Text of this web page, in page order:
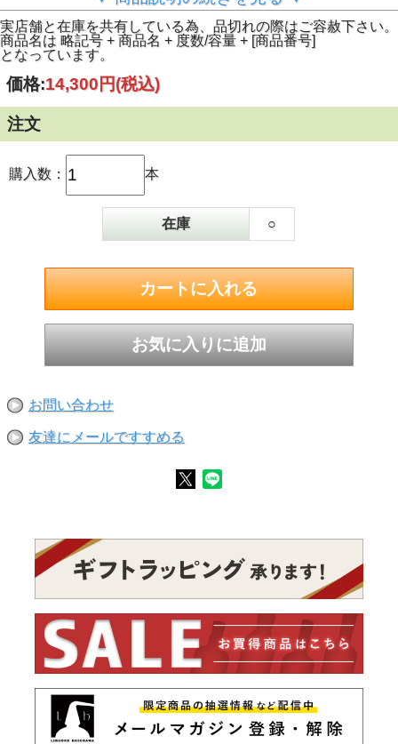
この「嘉之助 DOUBLE DISTILLERY」は、3 基の蒸留器を
駆使する嘉之助蒸溜所で造られる「シングルモルト嘉之
助」、独自の製法と単式蒸留器で蒸留する日置蒸溜蔵の「嘉
之助 HIOKI POT STILL」のそれぞれの構成原酒の中から新
たに樽を選定し、2つの個性が引き立つ絶妙な配合を吟味
し、ブレンドしたジャパニーズウイスキーです。
Nose: 甘いバニラ、ミント、レモングラス、あんず、メロ
Taste: リッチな甘み、クローブ、紅茶、みかん、ニッキ
（メーカー案内文より）写真は嘉之助ウエブサイトより
実店舗と在庫を共有している為、品切れの際はご容赦下さい。
商品名は 略記号 + 商品名 + 度数/容量 + [商品番号]
となっています。
価格:14,300円(税込)
注文
購入数： 本
在庫 ○
お問い合わせ
友達にメールですすめる